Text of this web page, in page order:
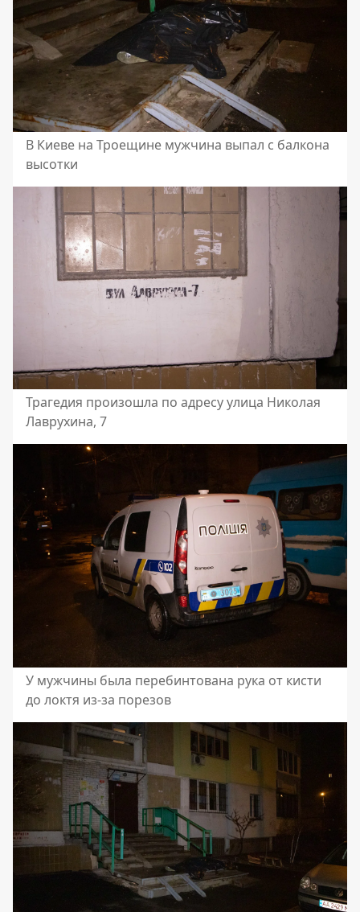
В Киеве на Троещине мужчина выпал с балкона
высотки
Трагедия произошла по адресу улица Николая
Лаврухина, 7
У мужчины была перебинтована рука от кисти
до локтя из-за порезов